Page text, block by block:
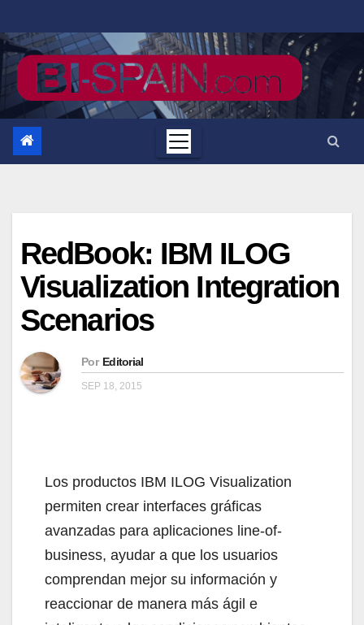
al
contenido
RedBook: IBM ILOG
Visualization Integration
Scenarios
Por Editorial
SEP 18, 2015
Los productos IBM ILOG Visualization
permiten crear interfaces gráficas
avanzadas para aplicaciones line-of-
business, ayudar a que los usuarios
comprendan mejor su información y
reaccionar de manera más ágil e